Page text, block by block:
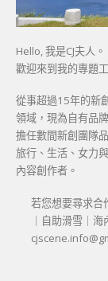
Hello, 我是CJ夫人。
歡迎來到我的專題
從事超過15年的新
領域，現為自有品
擔任數間新創團隊
旅行、生活、女力
內容創作者。
若您想要尋求合
｜自助滑雪｜